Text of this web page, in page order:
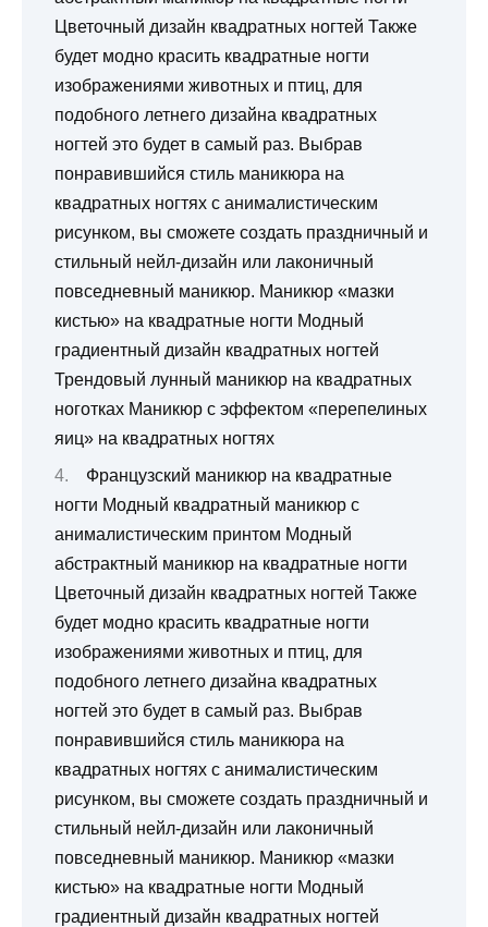
Цветочный дизайн квадратных ногтей Также
будет модно красить квадратные ногти
изображениями животных и птиц, для
подобного летнего дизайна квадратных
ногтей это будет в самый раз. Выбрав
понравившийся стиль маникюра на
квадратных ногтях с анималистическим
рисунком, вы сможете создать праздничный и
стильный нейл-дизайн или лаконичный
повседневный маникюр. Маникюр «мазки
кистью» на квадратные ногти Модный
градиентный дизайн квадратных ногтей
Трендовый лунный маникюр на квадратных
ноготках Маникюр с эффектом «перепелиных
яиц» на квадратных ногтях
Французский маникюр на квадратные
ногти Модный квадратный маникюр с
анималистическим принтом Модный
абстрактный маникюр на квадратные ногти
Цветочный дизайн квадратных ногтей Также
будет модно красить квадратные ногти
изображениями животных и птиц, для
подобного летнего дизайна квадратных
ногтей это будет в самый раз. Выбрав
понравившийся стиль маникюра на
квадратных ногтях с анималистическим
рисунком, вы сможете создать праздничный и
стильный нейл-дизайн или лаконичный
повседневный маникюр. Маникюр «мазки
кистью» на квадратные ногти Модный
градиентный дизайн квадратных ногтей